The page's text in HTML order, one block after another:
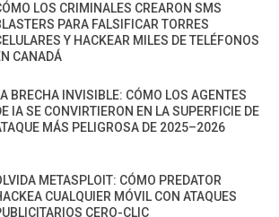
LOS CRIMINALES CREARON SMS
PARA FALSIFICAR TORRES
Y HACKEAR MILES DE TELÉFONOS
CANADÁ
BRECHA INVISIBLE: CÓMO LOS AGENTES
IA SE CONVIRTIERON EN LA SUPERFICIE DE
MÁS PELIGROSA DE 2025–2026
METASPLOIT: CÓMO PREDATOR
CUALQUIER MÓVIL CON ATAQUES
CERO-CLIC